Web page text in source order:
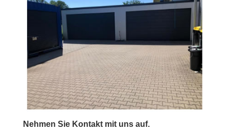
Nehmen Sie Kontakt mit uns auf.